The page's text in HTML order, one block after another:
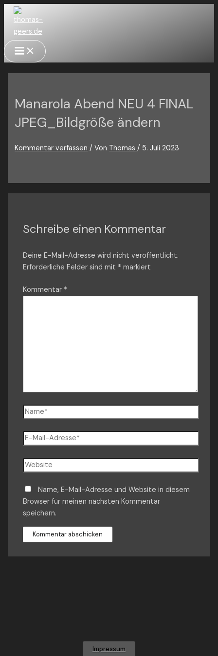
Zum
Inhalt
springen
Main
Menu
Manarola Abend NEU 4 FINAL
JPEG_Bildgröße ändern
Kommentar verfassen / Von Thomas/ 5. Juli 2023
Schreibe einen Kommentar
Deine E-Mail-Adresse wird nicht veröffentlicht.
Erforderliche Felder sind mit * markiert
Kommentar *
Name*
E-
Mail-
Adresse*
Website
Name, E-Mail-Adresse und Website in diesem
Browser für meinen nächsten Kommentar
speichern.
Impressum